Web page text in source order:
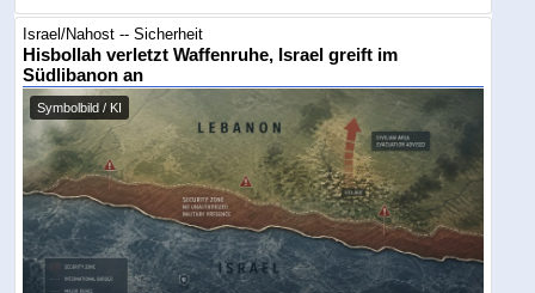
Israel/Nahost -- Sicherheit
Hisbollah verletzt Waffenruhe, Israel greift im
Südlibanon an
Symbolbild / KI